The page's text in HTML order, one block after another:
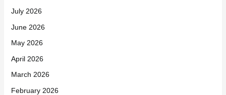
July 2026
June 2026
May 2026
April 2026
March 2026
February 2026